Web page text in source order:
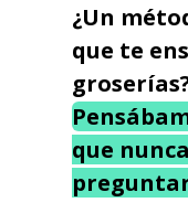
¿Un
que te
que